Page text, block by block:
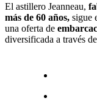
El astillero Jeanneau,
más de 60 años, sigue
una oferta de
diversificada a través de